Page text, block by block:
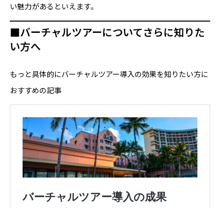
い魅力があるといえます。
■バーチャルツアーについてさらに知りた
い方へ
もっと具体的にバーチャルツアー導入の効果を知りたい方に
おすすめの記事